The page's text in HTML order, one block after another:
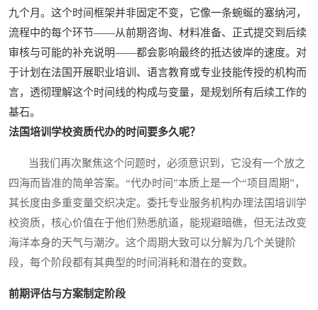
九个月。这个时间框架并非固定不变，它像一条蜿蜒的塞纳河，
流程中的每个环节——从前期咨询、材料准备、正式提交到后续
审核与可能的补充说明——都会影响最终的抵达彼岸的速度。对
于计划在法国开展职业培训、语言教育或专业技能传授的机构而
言，透彻理解这个时间线的构成与变量，是规划所有后续工作的
基石。
法国培训学校资质代办的时间要多久呢？
当我们再次聚焦这个问题时，必须意识到，它没有一个放之
四海而皆准的简单答案。“代办时间”本质上是一个“项目周期”，
其长度由多重变量交织决定。委托专业服务机构办理法国培训学
校资质，核心价值在于他们熟悉航道，能规避暗礁，但无法改变
海洋本身的天气与潮汐。这个周期大致可以分解为几个关键阶
段，每个阶段都有其典型的时间消耗和潜在的变数。
前期评估与方案制定阶段